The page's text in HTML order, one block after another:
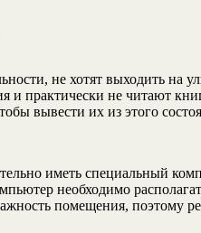
не хотят выходить на
и практически не читают
вывести их из этого
иметь специальный
необходимо
помещения, поэтому